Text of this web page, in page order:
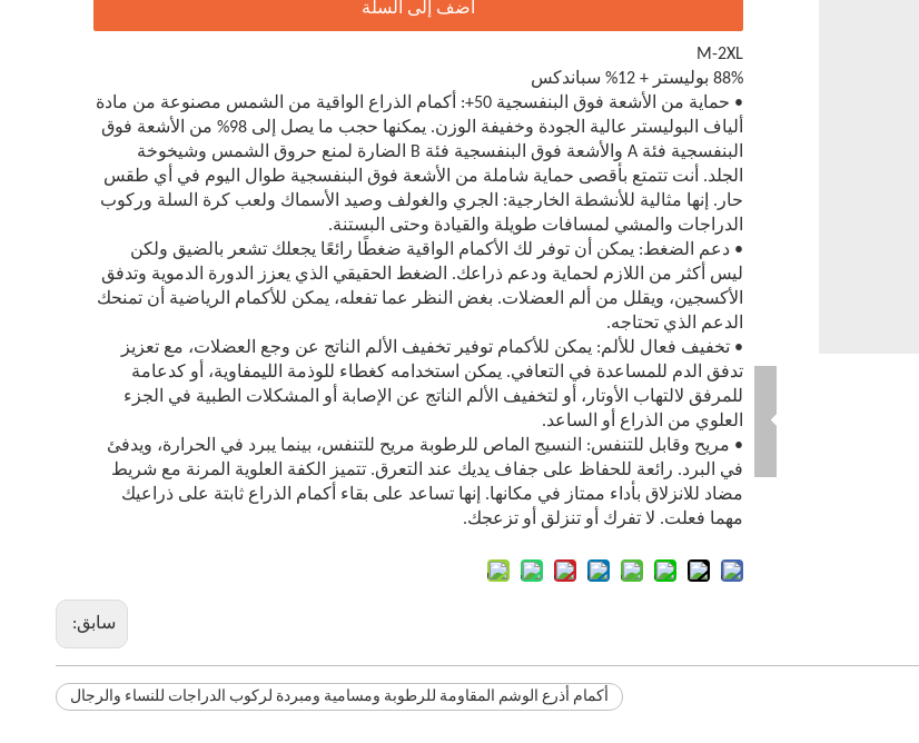
أضف إلى السلة
M-2XL
88% بوليستر + 12% سباندكس
• حماية من الأشعة فوق البنفسجية 50+: أكمام الذراع الواقية من الشمس مصنوعة من مادة
ألياف البوليستر عالية الجودة وخفيفة الوزن. يمكنها حجب ما يصل إلى 98% من الأشعة فوق
البنفسجية فئة A والأشعة فوق البنفسجية فئة B الضارة لمنع حروق الشمس وشيخوخة
الجلد. أنت تتمتع بأقصى حماية شاملة من الأشعة فوق البنفسجية طوال اليوم في أي طقس
حار. إنها مثالية للأنشطة الخارجية: الجري والغولف وصيد الأسماك ولعب كرة السلة وركوب
الدراجات والمشي لمسافات طويلة والقيادة وحتى البستنة.
• دعم الضغط: يمكن أن توفر لك الأكمام الواقية ضغطًا رائعًا يجعلك تشعر بالضيق ولكن
ليس أكثر من اللازم لحماية ودعم ذراعك. الضغط الحقيقي الذي يعزز الدورة الدموية وتدفق
الأكسجين، ويقلل من ألم العضلات. بغض النظر عما تفعله، يمكن للأكمام الرياضية أن تمنحك
الدعم الذي تحتاجه.
• تخفيف فعال للألم: يمكن للأكمام توفير تخفيف الألم الناتج عن وجع العضلات، مع تعزيز
تدفق الدم للمساعدة في التعافي. يمكن استخدامه كغطاء للوذمة الليمفاوية، أو كدعامة
للمرفق لالتهاب الأوتار، أو لتخفيف الألم الناتج عن الإصابة أو المشكلات الطبية في الجزء
العلوي من الذراع أو الساعد.
• مريح وقابل للتنفس: النسيج الماص للرطوبة مريح للتنفس، بينما يبرد في الحرارة، ويدفئ
في البرد. رائعة للحفاظ على جفاف يديك عند التعرق. تتميز الكفة العلوية المرنة مع شريط
مضاد للانزلاق بأداء ممتاز في مكانها. إنها تساعد على بقاء أكمام الذراع ثابتة على ذراعيك
مهما فعلت. لا تفرك أو تنزلق أو تزعجك.
سابق:
أكمام أذرع الوشم المقاومة للرطوبة ومسامية ومبردة لركوب الدراجات للنساء والرجال